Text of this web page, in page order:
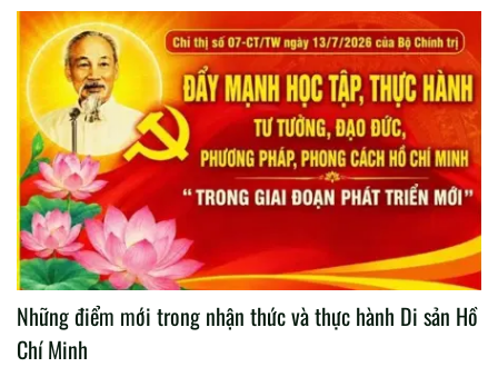
Những điểm mới trong nhận thức và thực hành Di sản Hồ
Chí Minh